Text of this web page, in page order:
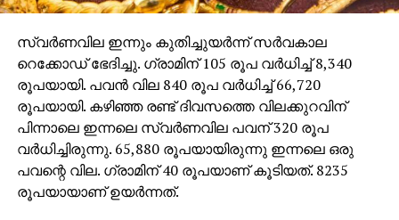
സ്വർണവില ഇന്നും കുതിച്ചുയർന്ന് സർവകാല
റെക്കോഡ് ഭേദിച്ചു. ഗ്രാമിന് 105 രൂപ വർധിച്ച് 8,340
രൂപയായി. പവൻ വില 840 രൂപ വർധിച്ച് 66,720
രൂപയായി. കഴിഞ്ഞ രണ്ട് ദിവസത്തെ വിലക്കുറവിന്
പിന്നാലെ ഇന്നലെ സ്വർണവില പവന് 320 രൂപ
വർധിച്ചിരുന്നു. 65,880 രൂപയായിരുന്നു ഇന്നലെ ഒരു
പവന്റെ വില. ഗ്രാമിന് 40 രൂപയാണ് കൂടിയത്. 8235
രൂപയായാണ് ഉയർന്നത്.